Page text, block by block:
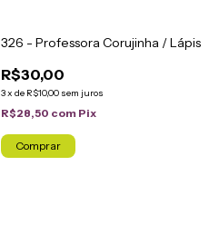
326 - Professora Corujinha / Lápis
R$30,00
3x de R$10,00 sem juros
R$28,50 com Pix
Comprar